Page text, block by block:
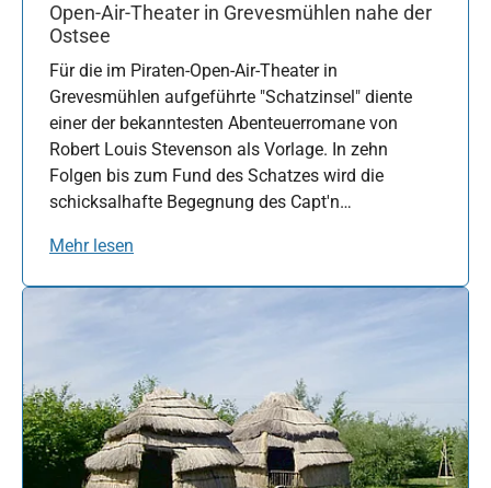
Open-Air-Theater in Grevesmühlen nahe der
Ostsee
Für die im Piraten-Open-Air-Theater in
Grevesmühlen aufgeführte "Schatzinsel" diente
einer der bekanntesten Abenteuerromane von
Robert Louis Stevenson als Vorlage. In zehn
Folgen bis zum Fund des Schatzes wird die
schicksalhafte Begegnung des Capt'n…
Mehr lesen